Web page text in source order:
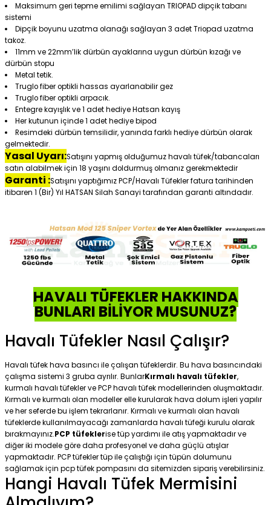
Maksimum geri tepme emilimi sağlayan TRIOPAD dipçik tabanı
sistemi
Dipçik boyunu uzatma olanağı sağlayan 3 adet Triopad uzatma
takoz.
11mm ve 22mm’lik dürbün ayaklarına uygun dürbün kızağı ve
dürbün stopu
Metal tetik.
Truglo fiber optikli hassas ayarlanabilir gez
Truglo fiber optikli arpacık.
Entegre kayışlık ve 1 adet hediye Hatsan kayış
Her kutunun içinde 1 adet hediye bipod
Resimdeki dürbün temsilidir, yanında farklı hediye dürbün olarak
gelmektedir.
Yasal Uyarı:Satışını yapmış olduğumuz havalı tüfek/tabancaları
satın alabilmek için 18 yaşını doldurmuş olmanız gerekmektedir
Garanti :Satışını yaptığımız PCP/Havalı Tüfekler fatura tarihinden
itibaren 1 (Bir) Yıl HATSAN Silah Sanayi tarafından garanti altındadır.
HAVALI TÜFEKLER HAKKINDA
BUNLARI BİLİYOR MUSUNUZ?
Havalı Tüfekler Nasıl Çalışır?
Havalı tüfek hava basıncı ile çalışan tüfeklerdir. Bu hava basıncındaki
çalışma sistemi 3 gruba ayrılır. BunlarKırmalı havalı tüfekler,
kurmalı havalı tüfekler ve PCP havalı tüfek modellerinden oluşmaktadır.
Kırmalı ve kurmalı olan modeller elle kurularak hava dolum işleri yapılır
ve her seferde bu işlem tekrarlanır. Kırmalı ve kurmalı olan havalı
tüfeklerde kullanılmayacağı zamanlarda havalı tüfeği kurulu olarak
bırakmayınız.PCP tüfeklerise tüp yardımı ile atış yapmaktadır ve
diğer iki modele göre daha profesyonel ve daha güçlü atışlar
yapmaktadır. PCP tüfekler tüp ile çalıştığı için tüpün dolumunu
sağlamak için pcp tüfek pompasını da sitemizden sipariş verebilirsiniz.
Hangi Havalı Tüfek Mermisini